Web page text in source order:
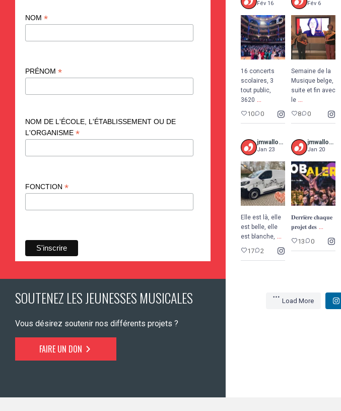
NOM *
PRÉNOM *
NOM DE L'ÉCOLE, L'ÉTABLISSEMENT OU DE
L'ORGANISME *
FONCTION *
SOUTENEZ LES JEUNESSES MUSICALES
Vous désirez soutenir nos différents projets ?
FAIRE UN DON
Fév 16
16 concerts
scolaires, 3
tout public,
3620 ...
10 0
Fév 6
Semaine de la
Musique belge,
suite et fin avec
le ...
8 0
jmwalloniebruxelles
Jan 23
Elle est là, elle
est belle, elle
est blanche, ...
17 2
jmwalloniebruxelles
Jan 20
𝐃𝐞𝐫𝐫𝐢𝐞̀𝐫𝐞 𝐜𝐡𝐚𝐪𝐮𝐞
𝐩𝐫𝐨𝐣𝐞𝐭 𝐝𝐞𝐬 ...
13 0
Load More